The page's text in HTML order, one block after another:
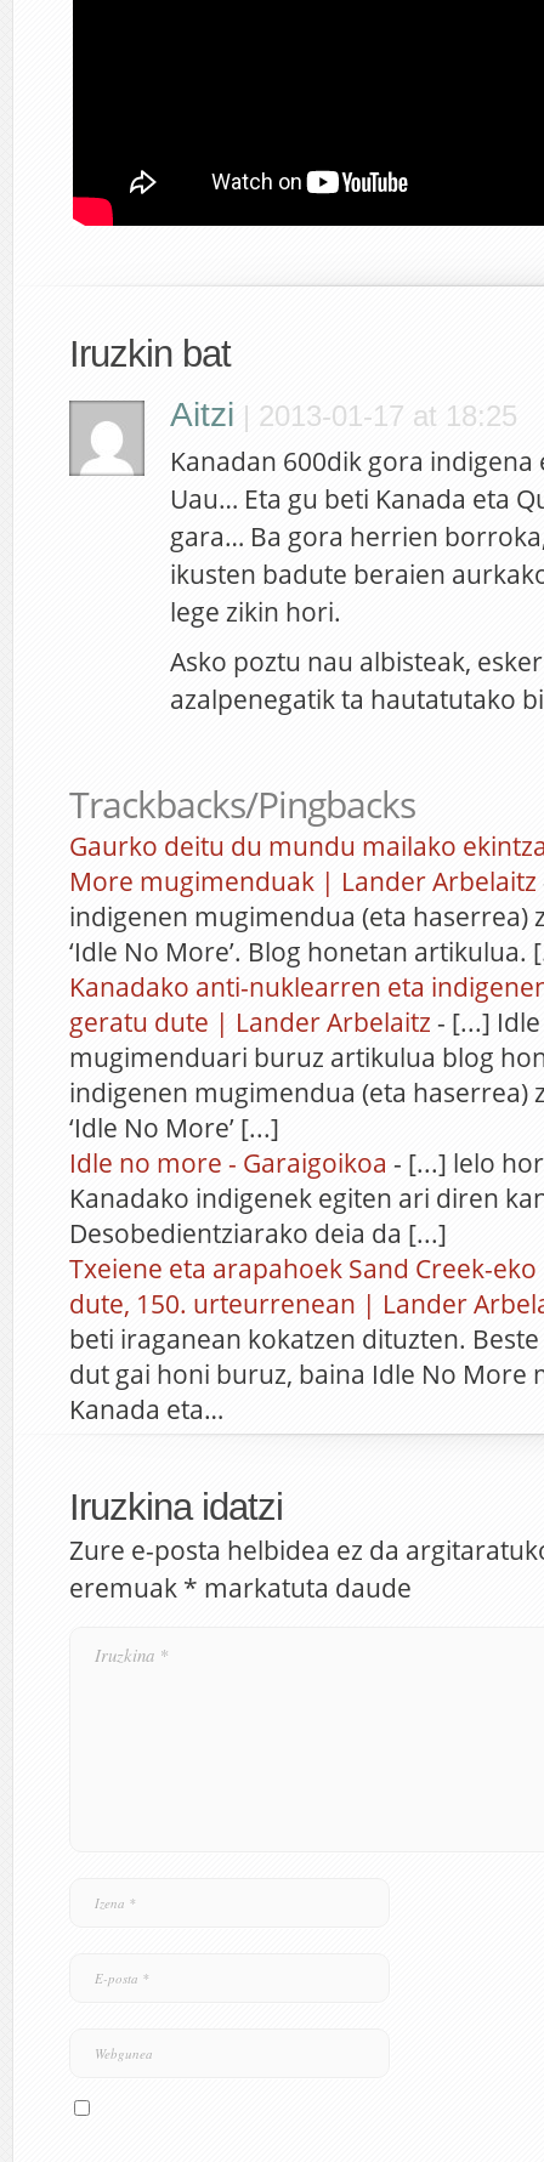
Iruzkin bat
Aitzi | 2013-01-17 at 18:25
Kanadan 600dik gora indigena
Uau… Eta gu beti Kanada eta
gara… Ba gora herrien
ikusten badute beraien
lege zikin hori.
Asko poztu nau albisteak,
azalpenegatik ta hautatutako
Trackbacks/Pingbacks
Gaurko deitu du mundu mailako
More mugimenduak | Lander Arbelaitz
indigenen mugimendua (eta haserrea)
‘Idle No More’. Blog honetan artikulua.
Kanadako anti-nuklearren eta
geratu dute | Lander Arbelaitz - [...]
mugimenduari buruz artikulua blog
indigenen mugimendua (eta haserrea)
‘Idle No More’ [...]
Idle no more - Garaigoikoa - [...] lelo
Kanadako indigenek egiten ari diren
Desobedientziarako deia da [...]
Txeiene eta arapahoek Sand Creek-
dute, 150. urteurrenean | Lander
beti iraganean kokatzen dituzten.
dut gai honi buruz, baina Idle No More
Kanada eta…
Iruzkina idatzi
Zure e-posta helbidea ez da
eremuak * markatuta daude